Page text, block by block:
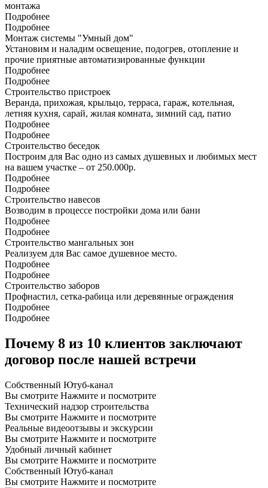
монтажа
Подробнее
Подробнее
Монтаж системы "Умный дом"
Установим и наладим освещение, подогрев, отопление и
прочие приятные автоматизированные функции
Подробнее
Подробнее
Строительство пристроек
Веранда, прихожая, крыльцо, терраса, гараж, котельная,
летняя кухня, сарай, жилая комната, зимний сад, патио
Подробнее
Подробнее
Строительство беседок
Построим для Вас одно из самых душевных и любимых мест
на вашем участке – от 250.000р.
Подробнее
Подробнее
Строительство навесов
Возводим в процессе постройки дома или бани
Подробнее
Подробнее
Строительство мангальных зон
Реализуем для Вас самое душевное место.
Подробнее
Подробнее
Строительство заборов
Профнастил, сетка-рабица или деревянные ограждения
Подробнее
Подробнее
Почему 8 из 10 клиентов заключают
договор после нашей встречи
Собственный Ютуб-канал
Вы смотрите Нажмите и посмотрите
Технический надзор строительства
Вы смотрите Нажмите и посмотрите
Реальные видеоотзывы и экскурсии
Вы смотрите Нажмите и посмотрите
Удобный личный кабинет
Вы смотрите Нажмите и посмотрите
Собственный Ютуб-канал
Вы смотрите Нажмите и посмотрите